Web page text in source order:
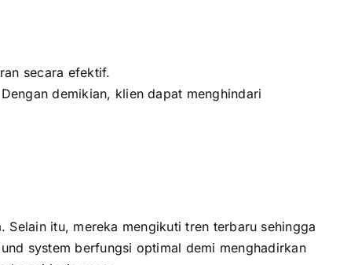
secara efektif.
demikian, klien dapat menghindari
itu, mereka mengikuti tren terbaru sehingga
system berfungsi optimal demi menghadirkan